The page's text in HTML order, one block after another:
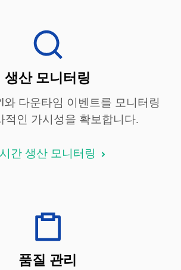
생산 모니터링
와 다운타임 이벤트를 모니터링
적인 가시성을 확보합니다.
간 생산 모니터링
품질 관리